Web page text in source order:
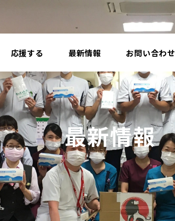
応援する 最新情報 お問い合わせ
最新情報